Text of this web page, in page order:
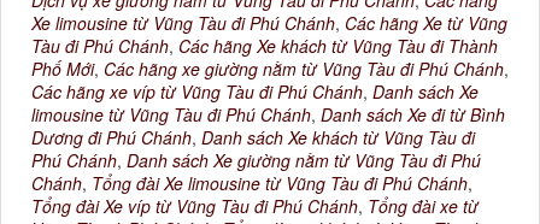
Xe limousine từ Vũng Tàu đi Phú Chánh, Các hãng Xe từ Vũng
Tàu đi Phú Chánh, Các hãng Xe khách từ Vũng Tàu đi Thành
Phố Mới, Các hãng xe giường nằm từ Vũng Tàu đi Phú Chánh,
Các hãng xe víp từ Vũng Tàu đi Phú Chánh, Danh sách Xe
limousine từ Vũng Tàu đi Phú Chánh, Danh sách Xe đi từ Bình
Dương đi Phú Chánh, Danh sách Xe khách từ Vũng Tàu đi
Phú Chánh, Danh sách Xe giường nằm từ Vũng Tàu đi Phú
Chánh, Tổng đài Xe limousine từ Vũng Tàu đi Phú Chánh,
Tổng đài Xe víp từ Vũng Tàu đi Phú Chánh, Tổng đài xe từ